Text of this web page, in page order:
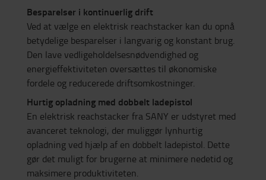
Besparelser i kontinuerlig drift
Ved at vælge en elektrisk reachstacker kan du opnå
betydelige besparelser i langvarig og konstant brug.
Den lave vedligeholdelsesnødvendighed og
energieffektiviteten oversættes til økonomiske
fordele og reducerede driftsomkostninger.
Hurtig opladning med dobbelt ladepistol
En elektrisk reachstacker fra SANY er udstyret med
avanceret teknologi, der muliggør lynhurtig
opladning ved hjælp af en dobbelt ladepistol. Dette
gør det muligt for brugerne at minimere nedetid og
maksimere produktiviteten.